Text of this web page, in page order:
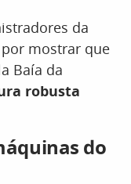
da
mostrar que
Baía da
robusta
do